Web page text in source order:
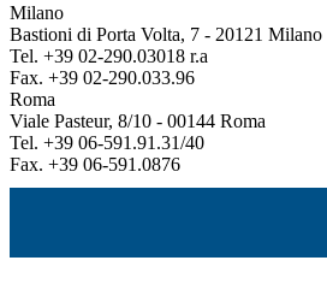
Milano
Bastioni di Porta Volta, 7 - 20121 Milano
Tel. +39 02-290.03018 r.a
Fax. +39 02-290.033.96
Roma
Viale Pasteur, 8/10 - 00144 Roma
Tel. +39 06-591.91.31/40
Fax. +39 06-591.0876